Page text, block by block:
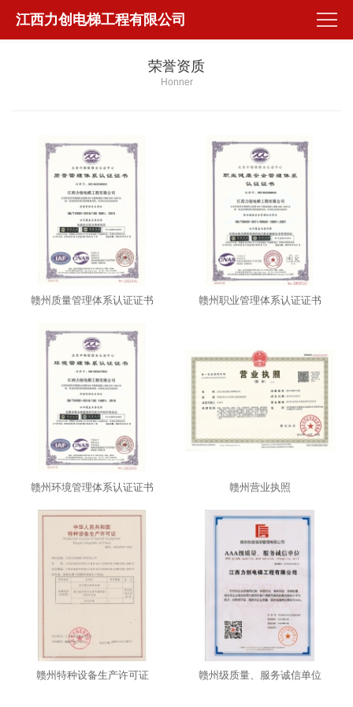
江西力创电梯工程有限公司
荣誉资质
Honner
赣州质量管理体系认证证书 赣州职业管理体系认证证书
赣州环境管理体系认证证书 赣州营业执照
赣州特种设备生产许可证 赣州级质量、服务诚信单位